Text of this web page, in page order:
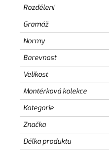
Rozdělení
Gramáž
Normy
Barevnost
Velikost
Montérková kolekce
Kategorie
Značka
Délka produktu